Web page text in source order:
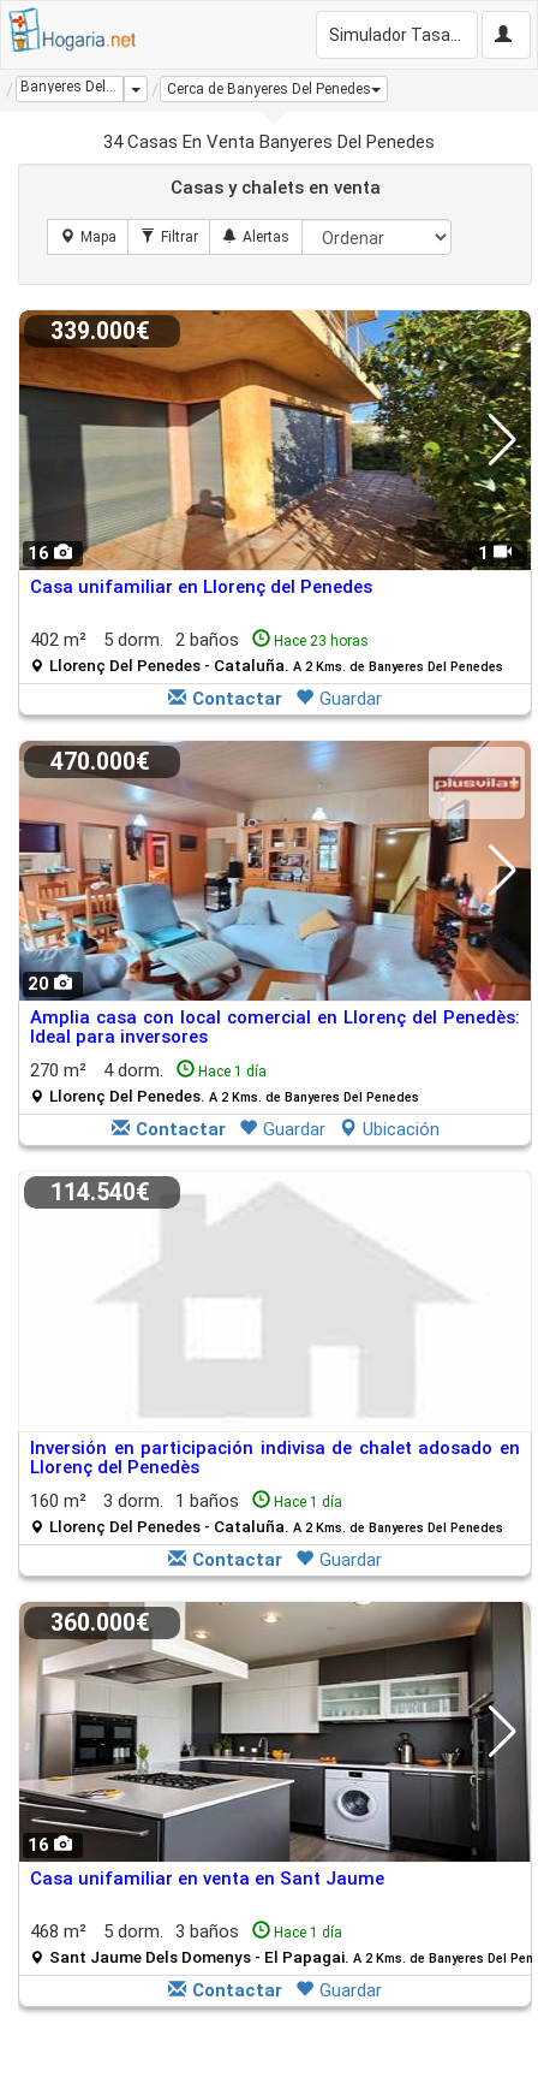
Banyeres Del Penedes Dropdown
Cerca de Banyeres Del Penedes
34 Casas En Venta Banyeres Del Penedes
Casas y chalets en venta
16 1
339.000€
Casa unifamiliar en Llorenç del Penedes
402 m² 5 dorm. 2 baños Hace 23 horas
Llorenç Del Penedes - Cataluña. A 2 Kms. de Banyeres Del Penedes
Contactar Guardar
20
470.000€
Amplia casa con local comercial en Llorenç del Penedès:
Ideal para inversores
270 m²
4 dorm. Hace 1 día
Llorenç Del Penedes. A 2 Kms. de Banyeres Del Penedes
Contactar Guardar Ubicación
114.540€
Inversión en participación indivisa de chalet adosado en
Llorenç del Penedès
160 m²
3 dorm. 1 baños Hace 1 día
Llorenç Del Penedes - Cataluña. A 2 Kms. de Banyeres Del Penedes
Contactar Guardar
16
360.000€
Casa unifamiliar en venta en Sant Jaume
468 m² 5 dorm. 3 baños Hace 1 día
Sant Jaume Dels Domenys - El Papagai. A 2 Kms. de Banyeres Del
Contactar Guardar